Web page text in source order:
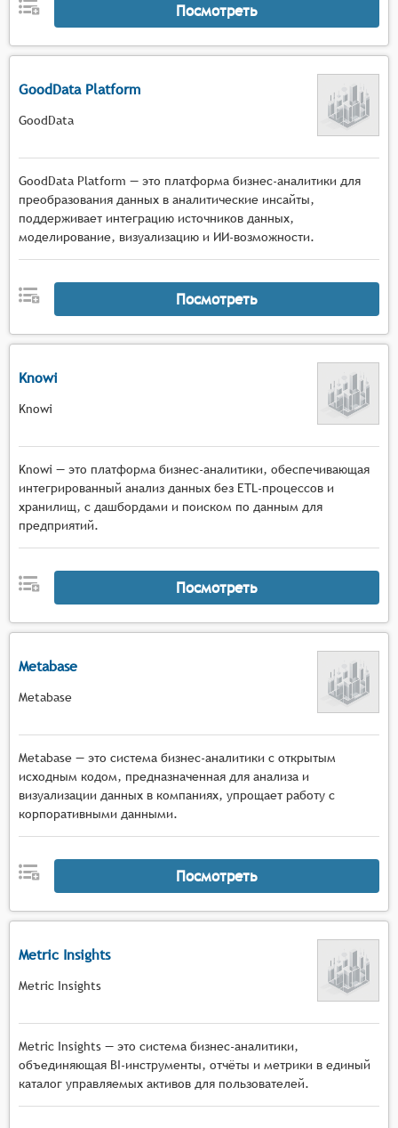
Посмотреть
GoodData Platform
GoodData
GoodData Platform — это платформа бизнес-аналитики для
преобразования данных в аналитические инсайты,
поддерживает интеграцию источников данных,
моделирование, визуализацию и ИИ-возможности.
Посмотреть
Knowi
Knowi
Knowi — это платформа бизнес-аналитики, обеспечивающая
интегрированный анализ данных без ETL-процессов и
хранилищ, с дашбордами и поиском по данным для
предприятий.
Посмотреть
Metabase
Metabase
Metabase — это система бизнес-аналитики с открытым
исходным кодом, предназначенная для анализа и
визуализации данных в компаниях, упрощает работу с
корпоративными данными.
Посмотреть
Metric Insights
Metric Insights
Metric Insights — это система бизнес-аналитики,
объединяющая BI-инструменты, отчёты и метрики в единый
каталог управляемых активов для пользователей.